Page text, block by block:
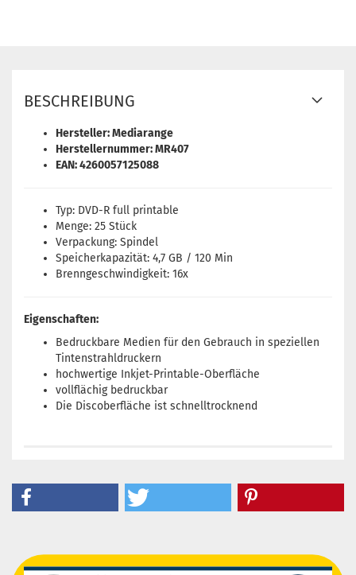
BESCHREIBUNG
Hersteller: Mediarange
Herstellernummer: MR407
EAN: 4260057125088
Typ: DVD-R full printable
Menge: 25 Stück
Verpackung: Spindel
Speicherkapazität: 4,7 GB / 120 Min
Brenngeschwindigkeit: 16x
Eigenschaften:
Bedruckbare Medien für den Gebrauch in speziellen
Tintenstrahldruckern
hochwertige Inkjet-Printable-Oberfläche
vollflächig bedruckbar
Die Discoberfläche ist schnelltrocknend